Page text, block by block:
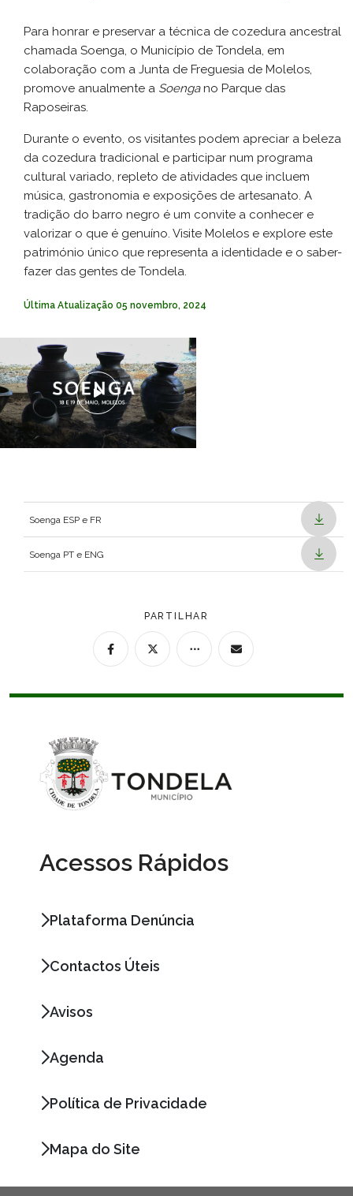
Para honrar e preservar a técnica de cozedura ancestral
chamada Soenga, o Município de Tondela, em
colaboração com a Junta de Freguesia de Molelos,
promove anualmente a Soengano Parque das
Raposeiras.
Durante o evento, os visitantes podem apreciar a beleza
da cozedura tradicional e participar num programa
cultural variado, repleto de atividades que incluem
música, gastronomia e exposições de artesanato. A
tradição do barro negro é um convite a conhecer e
valorizar o que é genuíno. Visite Molelos e explore este
património único que representa a identidade e o saber-
fazer das gentes de Tondela.
Última Atualização 05 novembro, 2024
Soenga ESP e FR
Soenga PT e ENG
PARTILHAR
Acessos Rápidos
Plataforma Denúncia
Contactos Úteis
Avisos
Agenda
Política de Privacidade
Mapa do Site